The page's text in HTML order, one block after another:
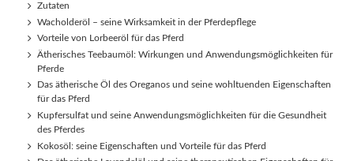
Zutaten
Wacholderöl – seine Wirksamkeit in der Pferdepflege
Vorteile von Lorbeeröl für das Pferd
Ätherisches Teebaumöl: Wirkungen und Anwendungsmöglichkeiten für
Pferde
Das ätherische Öl des Oreganos und seine wohltuenden Eigenschaften
für das Pferd
Kupfersulfat und seine Anwendungsmöglichkeiten für die Gesundheit
des Pferdes
Kokosöl: seine Eigenschaften und Vorteile für das Pferd